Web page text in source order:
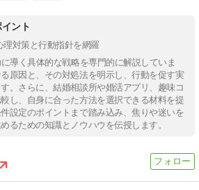
ント
理対策と行動指針を網羅
導く具体的な戦略を専門的に解説していま
原因と、その対処法を明示し、行動を促す実
。さらに、結婚相談所や婚活アプリ、趣味コ
し、自身に合った方法を選択できる材料を提
設定のポイントまで踏み込み、焦りや迷いを
るための知識とノウハウを伝授します。